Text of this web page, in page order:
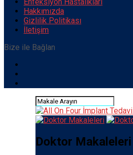
Hakkımızda
Gizlilik Politikası
İletişim
Bize ile Bağlan
Doktor Makaleleri